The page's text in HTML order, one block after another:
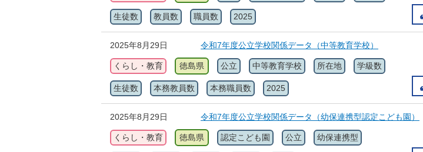
生徒数 教員数 職員数 2025
2025年8月29日 令和7年度公立学校関係データ（中等教育学校）
くらし・教育 徳島県 公立 中等教育学校 所在地 学級数
生徒数 本務教員数 本務職員数 2025
2025年8月29日 令和7年度公立学校関係データ（幼保連携型認定こども園）
くらし・教育 徳島県 認定こども園 公立 幼保連携型